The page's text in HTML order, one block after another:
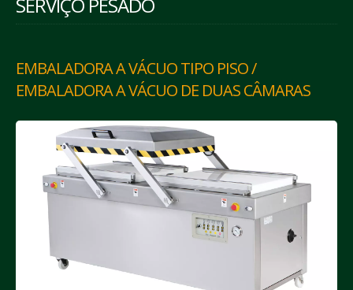
EMBALADORA A VÁCUO TIPO PISO /
EMBALADORA A VÁCUO DE DUAS CÂMARAS